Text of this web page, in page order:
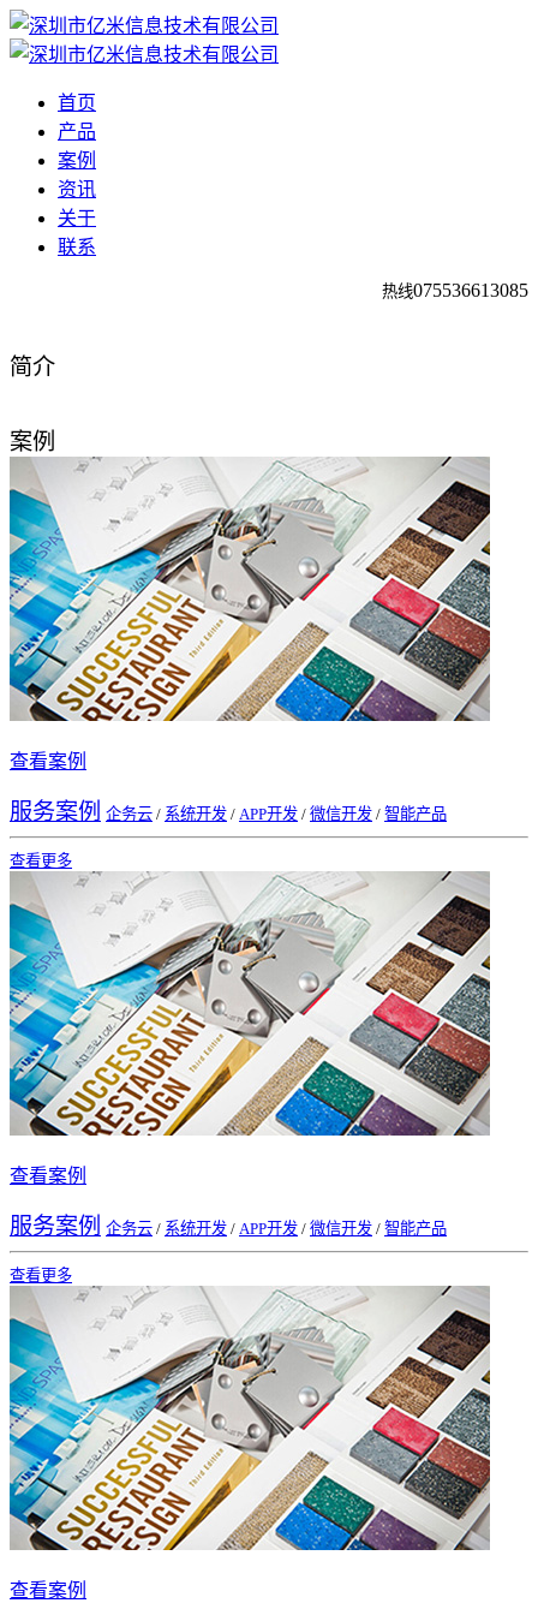
首页
产品
案例
资讯
关于
联系
热线075536613085
简介
案例
查看案例
服务案例 企务云 / 系统开发 / APP开发 / 微信开发 / 智能产品
查看更多
查看案例
服务案例 企务云 / 系统开发 / APP开发 / 微信开发 / 智能产品
查看更多
查看案例